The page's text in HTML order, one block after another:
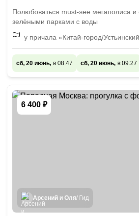
Полюбоваться must-see мегаполиса
зелёными парками с воды
у причала «Китай-город/
сб, 20 июнь, в 08:47 сб, 20 июнь, в 09:27
6 400 ₽
Арсений и Оля/ Гид